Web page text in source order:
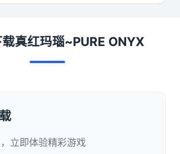
真红玛瑙~PURE ONYX
立即体验精彩游戏